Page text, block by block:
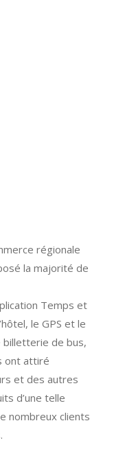
régionale
la majorité de
Temps et
le GPS et le
de bus,
ont attiré
et des autres
d’une telle
nombreux clients